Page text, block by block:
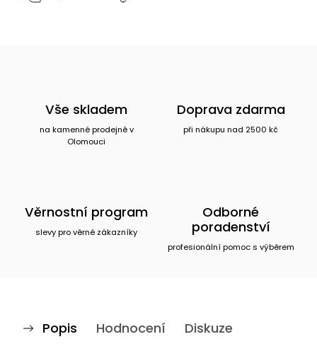
Vše skladem
na kamenné prodejně v
Olomouci
Doprava zdarma
při nákupu nad 2500 kč
Věrnostní program
slevy pro věrné zákazníky
Odborné
poradenství
profesionální pomoc s výběrem
Popis Hodnocení Diskuze